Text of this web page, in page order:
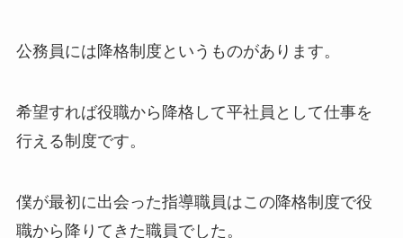
公務員には降格制度というものがあります。
希望すれば役職から降格して平社員として仕事を
行える制度です。
僕が最初に出会った指導職員はこの降格制度で役
職から降りてきた職員でした。